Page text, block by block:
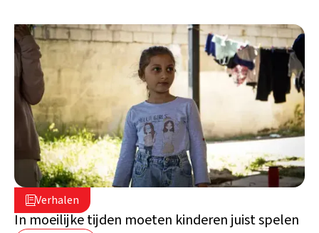
Verhalen
16 juli 2026
Libanon
In moeilijke tijden moeten kinderen juist spelen